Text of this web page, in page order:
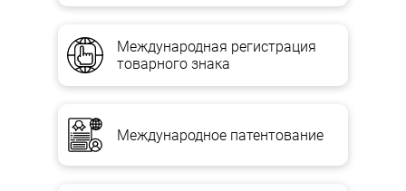
Международная регистрация
товарного знака
Международное патентование